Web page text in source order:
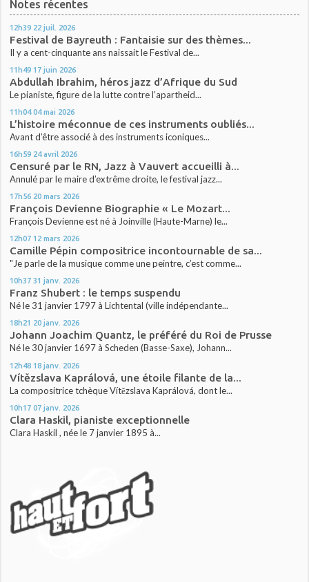
Notes récentes
12h39 22 juil. 2026
Festival de Bayreuth : Fantaisie sur des thèmes...
Il y a cent-cinquante ans naissait le Festival de...
11h49 17 juin 2026
Abdullah Ibrahim, héros jazz d’Afrique du Sud
Le pianiste, figure de la lutte contre l’apartheid...
11h04 04 mai 2026
L’histoire méconnue de ces instruments oubliés...
Avant d’être associé à des instruments iconiques...
16h59 24 avril 2026
Censuré par le RN, Jazz à Vauvert accueilli à...
Annulé par le maire d’extrême droite, le festival jazz...
17h56 20 mars 2026
François Devienne Biographie « Le Mozart...
François Devienne est né à Joinville (Haute-Marne) le...
12h07 12 mars 2026
Camille Pépin compositrice incontournable de sa...
"Je parle de la musique comme une peintre, c’est comme...
10h37 31 janv. 2026
Franz Shubert : le temps suspendu
Né le 31 janvier 1797 à Lichtental (ville indépendante...
18h21 20 janv. 2026
Johann Joachim Quantz, le préféré du Roi de Prusse
Né le 30 janvier 1697 à Scheden (Basse-Saxe), Johann...
12h48 18 janv. 2026
Vítězslava Kaprálová, une étoile filante de la...
La compositrice tchèque Vítězslava Kaprálová, dont le...
10h17 07 janv. 2026
Clara Haskil, pianiste exceptionnelle
Clara Haskil , née le 7 janvier 1895 à...